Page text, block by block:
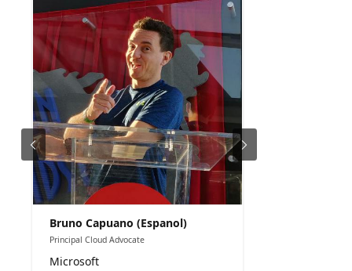
Bruno Capuano (Espanol)
Principal Cloud Advocate
Microsoft